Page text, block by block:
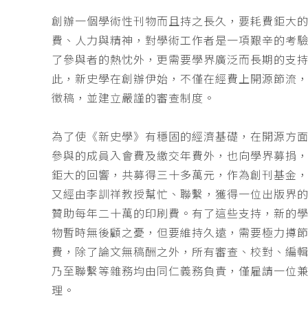
創辦一個學術性刊物而且持之長久，要耗費鉅大
費、人力與精神，對學術工作者是一項艱辛的考
了參與者的熱忱外，更需要學界廣泛而長期的支
此，新史學在創辦伊始，不僅在經費上開源節流
徵稿，並建立嚴謹的審查制度。
為了使《新史學》有穩固的經濟基礎，在開源方
參與的成員入會費及繳交年費外，也向學界募捐
鉅大的回響，共募得三十多萬元，作為創刊基金
又經由李訓祥教授幫忙、聯繫，獲得一位出版界
贊助每年二十萬的印刷費。有了這些支持，新的
物暫時無後顧之憂，但要維持久遠，需要極力撙
費，除了論文無稿酬之外，所有審查、校對、編
乃至聯繫等雜務均由同仁義務負責，僅雇請一位
理。